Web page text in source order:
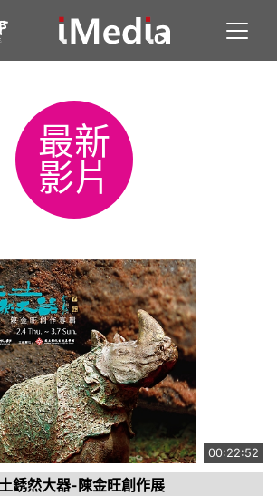
最新
影片
00:22:52
銹然大器-陳金旺創作展